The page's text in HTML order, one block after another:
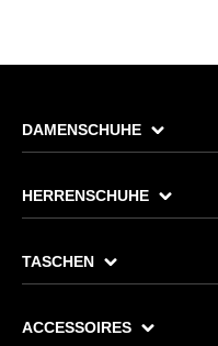
DAMENSCHUHE
HERRENSCHUHE
TASCHEN
ACCESSOIRES